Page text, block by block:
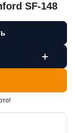
SF-148